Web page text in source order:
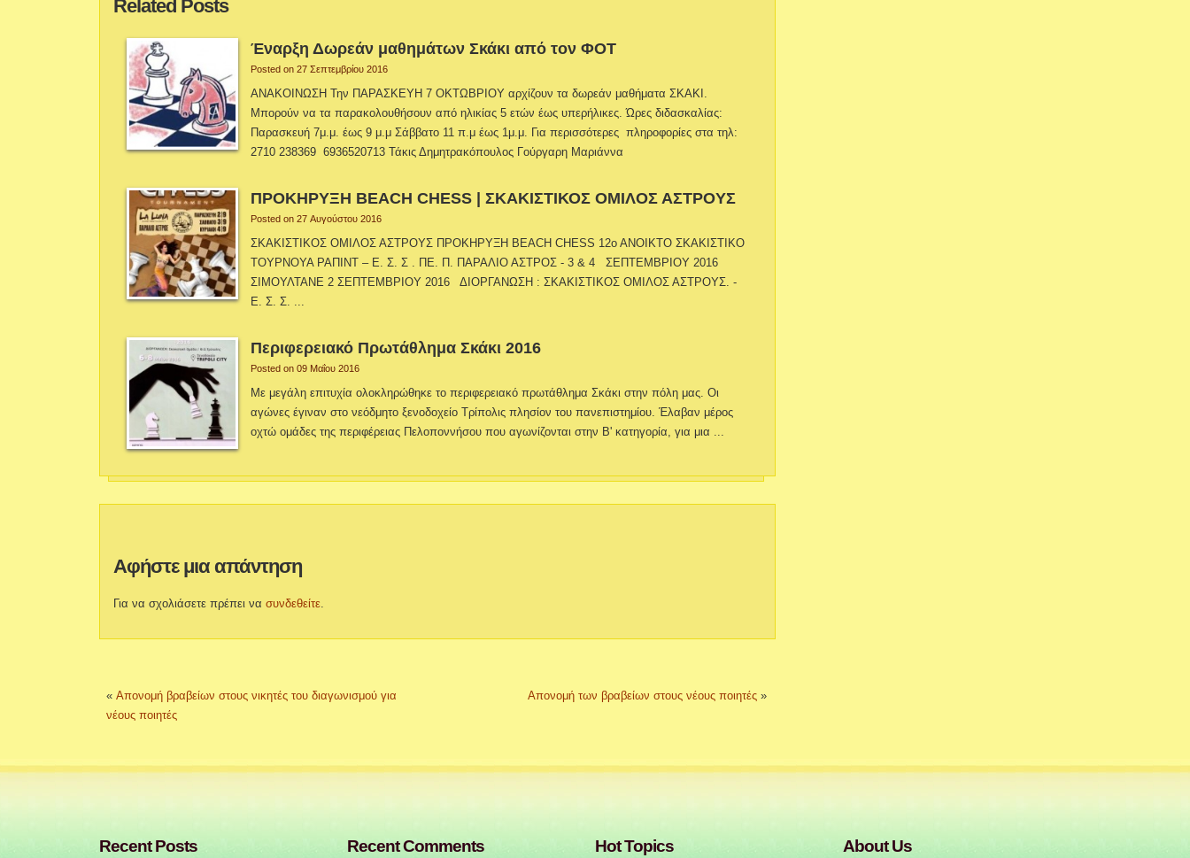
Related Posts
Έναρξη Δωρεάν μαθημάτων Σκάκι από τον ΦΟΤ
Posted on 27 Σεπτεμβρίου 2016
ΑΝΑΚΟΙΝΩΣΗ Την ΠΑΡΑΣΚΕΥΗ 7 ΟΚΤΩΒΡΙΟΥ αρχίζουν τα δωρεάν μαθήματα ΣΚΑΚΙ.
Μπορούν να τα παρακολουθήσουν από ηλικίας 5 ετών έως υπερήλικες. Ώρες διδασκαλίας:
Παρασκευή 7μ.μ. έως 9 μ.μ Σάββατο 11 π.μ έως 1μ.μ. Για περισσότερες πληροφορίες στα τηλ:
2710 238369 6936520713 Τάκις Δημητρακόπουλος Γούργαρη Μαριάννα
ΠΡΟΚΗΡΥΞΗ BEACH CHESS | ΣΚΑΚΙΣΤΙΚΟΣ ΟΜΙΛΟΣ ΑΣΤΡΟΥΣ
Posted on 27 Αυγούστου 2016
ΣΚΑΚΙΣΤΙΚΟΣ ΟΜΙΛΟΣ ΑΣΤΡΟΥΣ ΠΡΟΚΗΡΥΞΗ BEACH CHESS 12ο ΑΝΟΙΚΤΟ ΣΚΑΚΙΣΤΙΚΟ
ΤΟΥΡΝΟΥΑ ΡΑΠΙΝΤ – Ε. Σ. Σ . ΠΕ. Π. ΠΑΡΑΛΙΟ ΑΣΤΡΟΣ - 3 & 4 ΣΕΠΤΕΜΒΡΙΟΥ 2016
ΣΙΜΟΥΛΤΑΝΕ 2 ΣΕΠΤΕΜΒΡΙΟΥ 2016 ΔΙΟΡΓΑΝΩΣΗ : ΣΚΑΚΙΣΤΙΚΟΣ ΟΜΙΛΟΣ ΑΣΤΡΟΥΣ. -
Ε. Σ. Σ. ...
Περιφερειακό Πρωτάθλημα Σκάκι 2016
Posted on 09 Μαΐου 2016
Με μεγάλη επιτυχία ολοκληρώθηκε το περιφερειακό πρωτάθλημα Σκάκι στην πόλη μας. Οι
αγώνες έγιναν στο νεόδμητο ξενοδοχείο Τρίπολις πλησίον του πανεπιστημίου. Έλαβαν μέρος
οχτώ ομάδες της περιφέρειας Πελοποννήσου που αγωνίζονται στην Β' κατηγορία, για μια ...
Αφήστε μια απάντηση
Για να σχολιάσετε πρέπει νασυνδεθείτε.
« Απονομή βραβείων στους νικητές του διαγωνισμού για
νέους ποιητές
Απονομή των βραβείων στους νέους ποιητές»
Recent Posts Recent Comments Hot Topics About Us